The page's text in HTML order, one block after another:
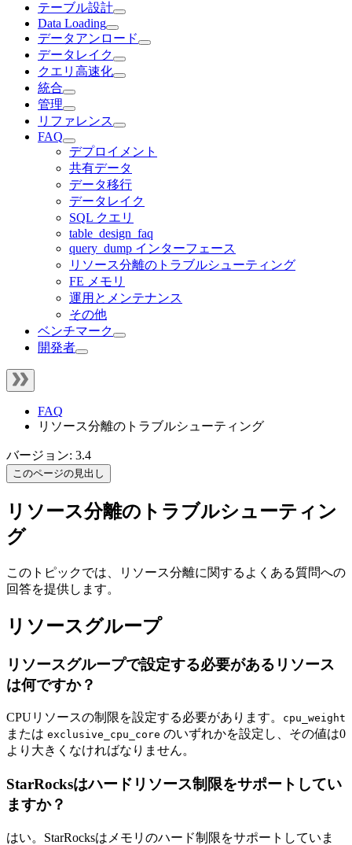
テーブル設計
Data Loading
データアンロード
データレイク
クエリ高速化
統合
管理
リファレンス
FAQ
デプロイメント
共有データ
データ移行
データレイク
SQL クエリ
table_design_faq
query_dump インターフェース
リソース分離のトラブルシューティング
FE メモリ
運用とメンテナンス
その他
ベンチマーク
開発者
FAQ
リソース分離のトラブルシューティング
バージョン: 3.4
このページの見出し
リソース分離のトラブルシューティン
グ
このトピックでは、リソース分離に関するよくある質問への
回答を提供します。
リソースグループ
リソースグループで設定する必要があるリソース
は何ですか？
CPUリソースの制限を設定する必要があります。 cpu_weight
または exclusive_cpu_core のいずれかを設定し、その値は0
より大きくなければなりません。
StarRocksはハードリソース制限をサポートしてい
ますか？
はい。StarRocksはメモリのハード制限をサポートしていま